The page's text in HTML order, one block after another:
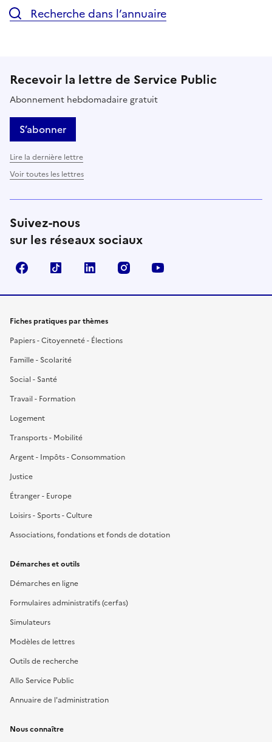
Recherche dans l’annuaire
Recevoir la lettre de Service Public
Abonnement hebdomadaire gratuit
S’abonner
Lire la dernière lettre
Voir toutes les lettres
Suivez-nous
sur les réseaux sociaux
FacebookTikTok LinkedIn Instagram
Fiches pratiques par thèmes
Papiers - Citoyenneté - Élections
Famille - Scolarité
Social - Santé
Travail - Formation
Logement
Transports - Mobilité
Argent - Impôts - Consommation
Justice
Étranger - Europe
Loisirs - Sports - Culture
Associations, fondations et fonds de dotation
Démarches et outils
Démarches en ligne
Formulaires administratifs (cerfas)
Simulateurs
Modèles de lettres
Outils de recherche
Allo Service Public
Annuaire de l'administration
Nous connaître